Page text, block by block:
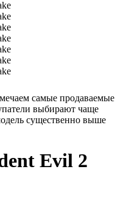
самые продаваемые
выбирают чаще
существенно выше
Evil 2